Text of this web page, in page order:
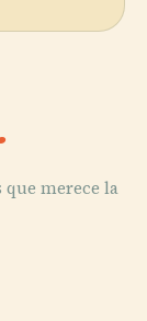
merece la